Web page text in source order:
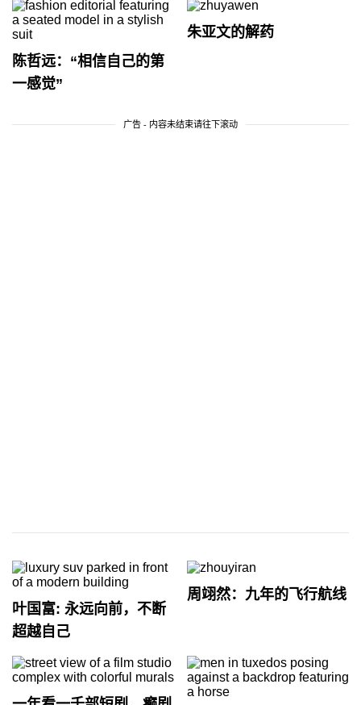
陈哲远：“相信自己的第
一感觉”
朱亚文的解药
广告 - 内容未结束请往下滚动
叶国富: 永远向前，不断
超越自己
周翊然：九年的飞行航线